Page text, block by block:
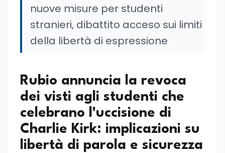
nuove misure per studenti
stranieri, dibattito acceso sui limiti
della libertà di espressione
Rubio annuncia la revoca
dei visti agli studenti che
celebrano l'uccisione di
Charlie Kirk: implicazioni su
libertà di parola e sicurezza